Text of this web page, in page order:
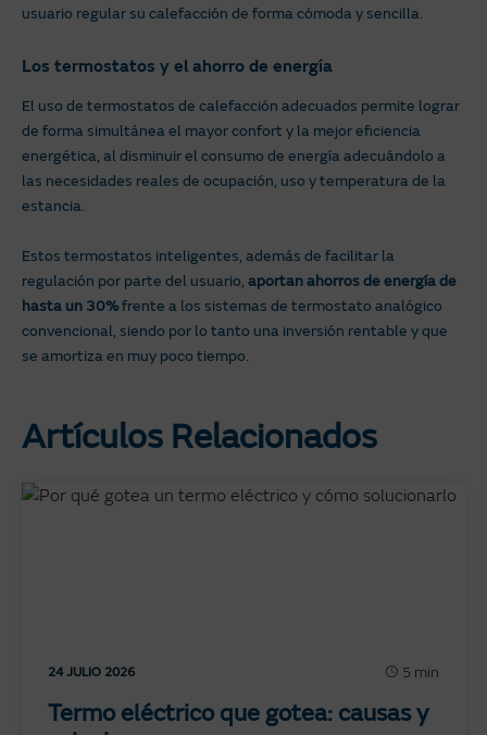
usuario regular su calefacción de forma cómoda y sencilla.
Los termostatos y el ahorro de energía
El uso de termostatos de calefacción adecuados permite lograr
de forma simultánea el mayor confort y la mejor eficiencia
energética, al disminuir el consumo de energía adecuándolo a
las necesidades reales de ocupación, uso y temperatura de la
estancia.
Estos termostatos inteligentes, además de facilitar la
regulación por parte del usuario, aportan ahorros de energía de
hasta un 30%frente a los sistemas de termostato analógico
convencional, siendo por lo tanto una inversión rentable y que
se amortiza en muy poco tiempo.
Artículos Relacionados
24 JULIO 2026 5 min
Termo eléctrico que gotea: causas y